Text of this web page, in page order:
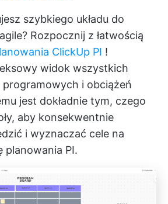
szybkiego układu do
Rozpocznij z łatwością
ClickUp PI !
widok wszystkich
programowych i obciążeń
jest dokładnie tym, czego
aby konsekwentnie
i wyznaczać cele na
planowania PI.